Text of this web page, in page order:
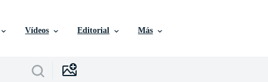
Vídeos Editorial Más